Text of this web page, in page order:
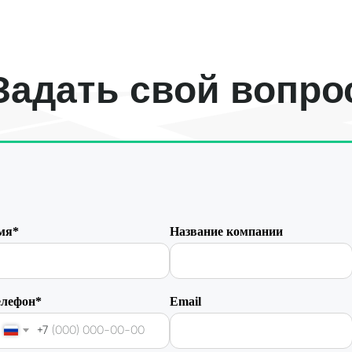
свой
Название компании
+7
Email